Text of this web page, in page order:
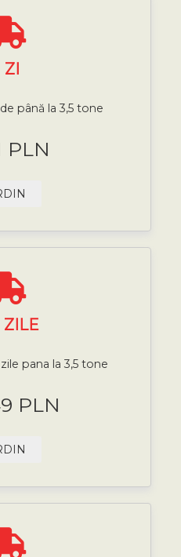
ZI
până la 3,5 tone
PLN
ZILE
pana la 3,5 tone
PLN